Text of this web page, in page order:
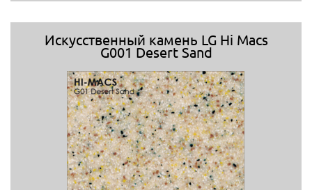
Искусственный камень LG Hi Macs
G001 Desert Sand